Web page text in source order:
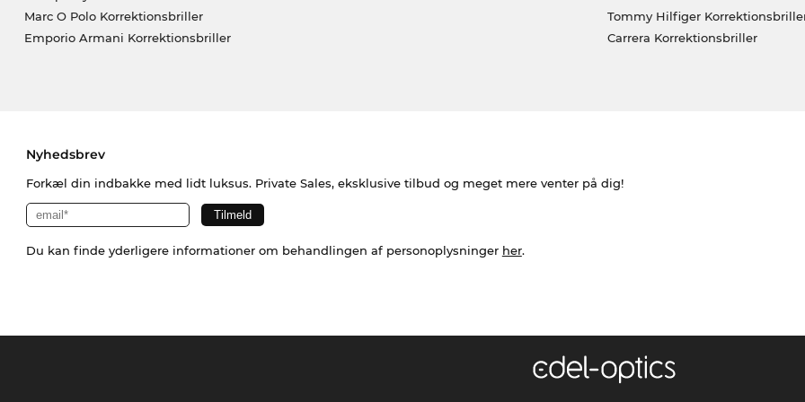
Marc O Polo Korrektionsbriller
Emporio Armani Korrektionsbriller
Tommy Hilfiger
Carrera Korrektionsbriller
Nyhedsbrev
Forkæl din indbakke med lidt luksus. Private Sales, eksklusive tilbud og meget mere venter på dig!
Du kan finde yderligere informationer om behandlingen af personoplysninger her.